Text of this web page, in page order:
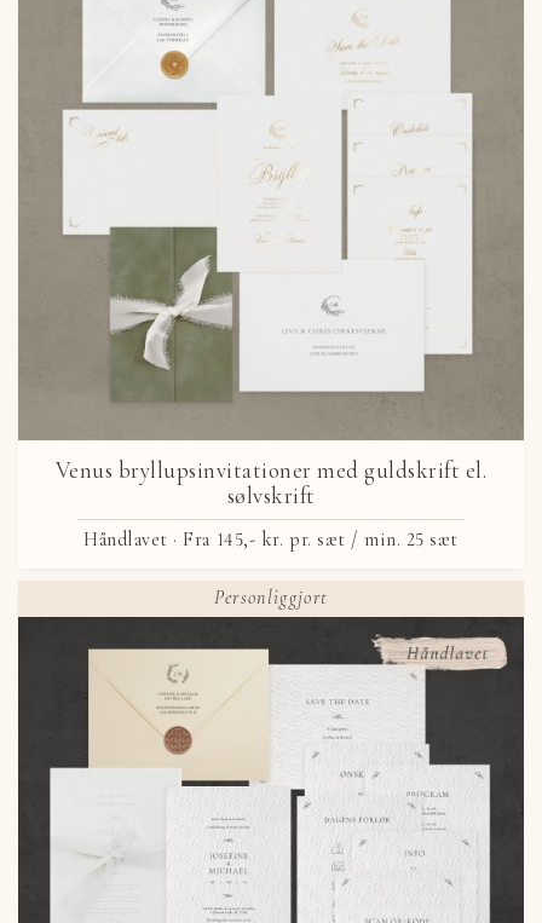
Venus bryllupsinvitationer med guldskrift el.
sølvskrift
Håndlavet ·Fra 145,- kr. pr. sæt / min. 25 sæt
Personliggjort